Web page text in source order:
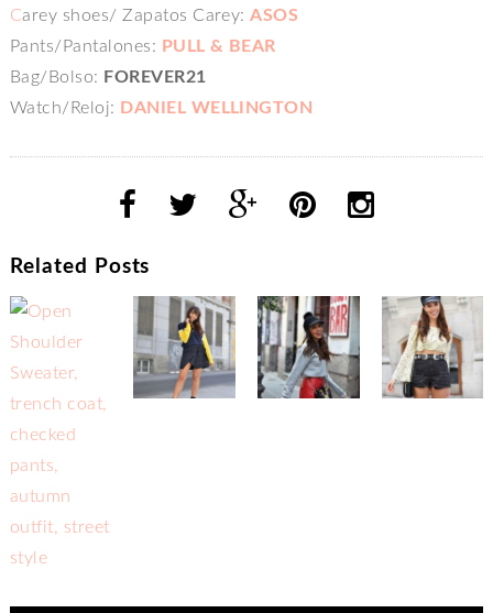
Carey shoes/ Zapatos Carey:ASOS
Pants/Pantalones: PULL & BEAR
Bag/Bolso: FOREVER21
Watch/Reloj: DANIEL WELLINGTON
Related Posts